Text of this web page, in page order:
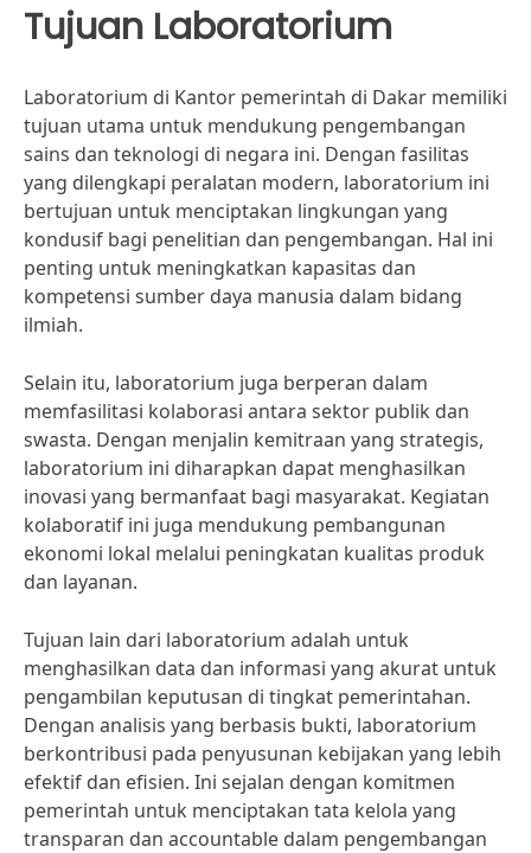
Tujuan Laboratorium
Laboratorium di Kantor pemerintah di Dakar memiliki
tujuan utama untuk mendukung pengembangan
sains dan teknologi di negara ini. Dengan fasilitas
yang dilengkapi peralatan modern, laboratorium ini
bertujuan untuk menciptakan lingkungan yang
kondusif bagi penelitian dan pengembangan. Hal ini
penting untuk meningkatkan kapasitas dan
kompetensi sumber daya manusia dalam bidang
ilmiah.
Selain itu, laboratorium juga berperan dalam
memfasilitasi kolaborasi antara sektor publik dan
swasta. Dengan menjalin kemitraan yang strategis,
laboratorium ini diharapkan dapat menghasilkan
inovasi yang bermanfaat bagi masyarakat. Kegiatan
kolaboratif ini juga mendukung pembangunan
ekonomi lokal melalui peningkatan kualitas produk
dan layanan.
Tujuan lain dari laboratorium adalah untuk
menghasilkan data dan informasi yang akurat untuk
pengambilan keputusan di tingkat pemerintahan.
Dengan analisis yang berbasis bukti, laboratorium
berkontribusi pada penyusunan kebijakan yang lebih
efektif dan efisien. Ini sejalan dengan komitmen
pemerintah untuk menciptakan tata kelola yang
transparan dan accountable dalam pengembangan